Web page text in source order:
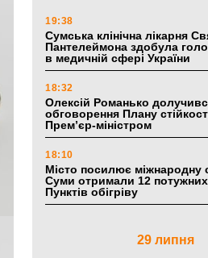
19:38
Сумська клінічна лікарня
Пантелеймона здобула
в медичній сфері України
18:32
Олексій Романько
обговорення Плану
Прем’єр-міністром
18:10
Місто посилює міжнародну
Суми отримали 12 потужних
Пунктів обігріву
29 липня